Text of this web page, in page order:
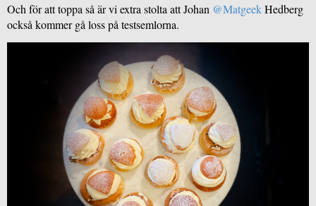
Och för att toppa så är vi extra stolta att Johan @Matgeek Hedberg
också kommer gå loss på testsemlorna.